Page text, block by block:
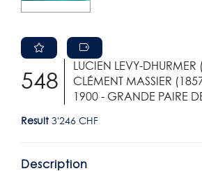
548
LUCIEN LEVY-DHURMER
CLÉMENT MASSIER
1900 - GRANDE PAIRE
Result 3'246 CHF
Description